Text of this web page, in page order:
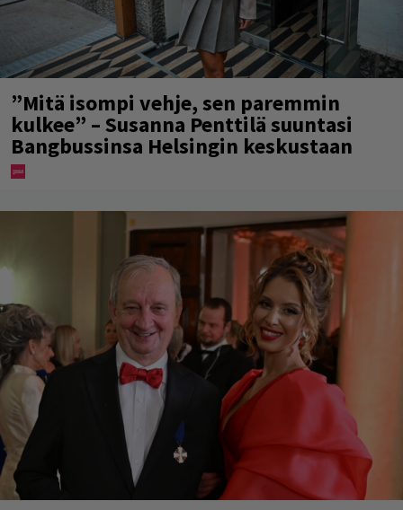
”Mitä isompi vehje, sen paremmin
kulkee” – Susanna Penttilä suuntasi
Bangbussinsa Helsingin keskustaan